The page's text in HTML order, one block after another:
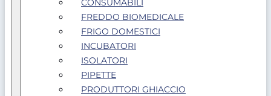
CONSUMABILI
FREDDO BIOMEDICALE
FRIGO DOMESTICI
INCUBATORI
ISOLATORI
PIPETTE
PRODUTTORI GHIACCIO